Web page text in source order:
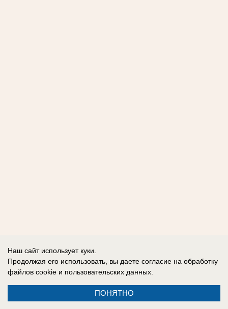
Наш сайт использует куки.
Продолжая его использовать, вы даете согласие на обработку
файлов cookie и пользовательских данных.
ПОНЯТНО